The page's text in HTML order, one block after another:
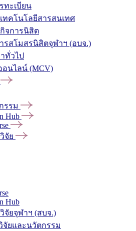
ทะเบียน
ทคโนโลยีสารสนเทศ
จการนิสิต
รสโมสรนิสิตจุฬาฯ (อบจ.)
ทั่วไป
อนไลน์ (MCV)
รรม
Hub
จัย
Hub
จัยจุฬาฯ (สบจ.)
จัยและนวัตกรรม